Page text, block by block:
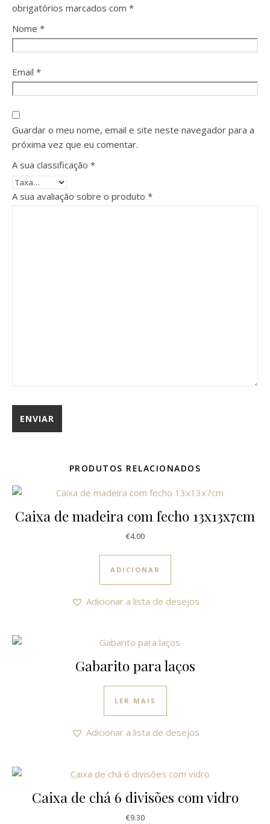
obrigatórios marcados com *
Nome *
Email *
Guardar o meu nome, email e site neste navegador para a
próxima vez que eu comentar.
A sua classificação *
A sua avaliação sobre o produto *
PRODUTOS RELACIONADOS
Caixa de madeira com fecho 13x13x7cm
€4.00
ADICIONAR
Adicionar a lista de desejos
Gabarito para laços
LER MAIS
Adicionar a lista de desejos
Caixa de chá 6 divisões com vidro
€9.30